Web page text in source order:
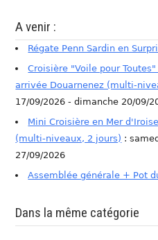
A venir :
Régate Penn Sardin en
Croisière "Voile pour
arrivée Douarnenez (multi-
17/09/2026 - dimanche 20/09/
Mini Croisière en Mer
(multi-niveaux, 2 jours) :
27/09/2026
Assemblée générale + Pot
Dans la même catégorie